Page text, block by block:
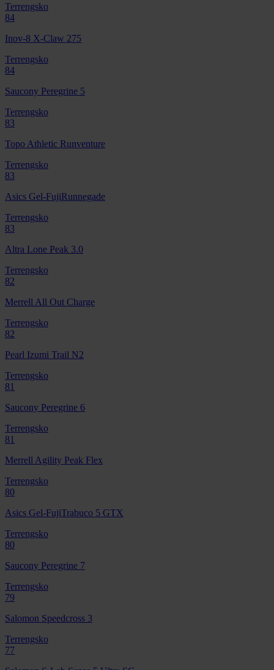
Terrengsko
84
Inov-8 X-Claw 275
Terrengsko
84
Saucony Peregrine 5
Terrengsko
83
Topo Athletic Runventure
Terrengsko
83
Asics Gel-FujiRunnegade
Terrengsko
83
Altra Lone Peak 3.0
Terrengsko
82
Merrell All Out Charge
Terrengsko
82
Pearl Izumi Trail N2
Terrengsko
81
Saucony Peregrine 6
Terrengsko
81
Merrell Agility Peak Flex
Terrengsko
80
Asics Gel-FujiTrabuco 5 GTX
Terrengsko
80
Saucony Peregrine 7
Terrengsko
79
Salomon Speedcross 3
Terrengsko
77